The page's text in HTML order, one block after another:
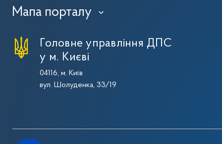
Мапа порталу ›
Головне управління ДПС
у м. Києві
04116, м. Київ
вул. Шолуденка, 33/19